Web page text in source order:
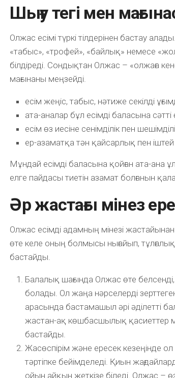
Шығу тегі мен
Олжас есімі түркі тілдерінен бастау
«табыс», «трофей», «байлық» немесе
білдіреді. Сондықтан Олжас – «олжаға
мағынаны меңзейді.
есім жеңіс, табыс, нәтиже секілді
ата-аналар бұл есімді баласына
есім өз иесіне сенімділік пен
ер-азаматқа тән қайсарлық пен іштей
Мұндай есімді баласына қойған ата-ана
елге пайдасы тиетін азамат болғанын
Әр жастағы мінез
Олжас есімді адамның мінезі
өте келе оның болмысы нығайып, тұлғалық
бастайды.
Балалық шағында Олжас өте белсенді,
болады. Ол жаңа нәрселерді
арасында бастамашыл әрі әділетті
жастан-ақ көшбасшылық қасиеттер
бастайды.
Жасөспірім және ересек кезеңінде ол
тәртіпке бейімделеді. Қиын
ойын айқын жеткізе біледі. Олжас –